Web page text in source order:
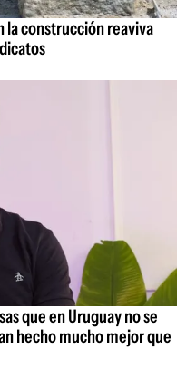
la construcción reaviva
que en Uruguay no se
hecho mucho mejor que